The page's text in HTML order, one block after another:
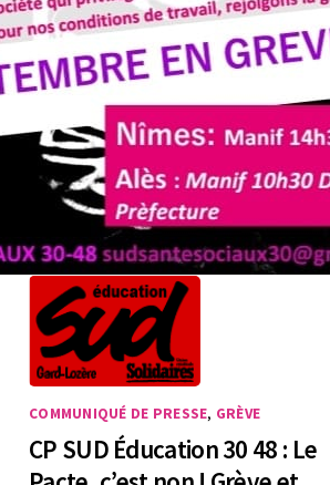
COMMUNIQUÉ DE PRESSE, GRÈVE
CP SUD Éducation 30 48 : Le